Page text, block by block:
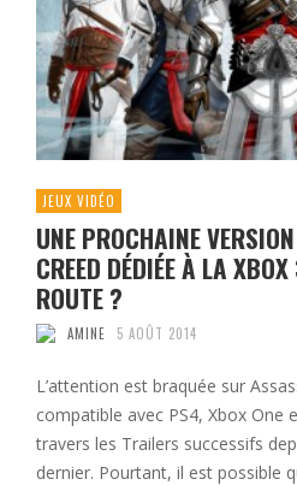
JEUX VIDÉO
UNE PROCHAINE
CREED DÉDIÉE À LA
ROUTE ?
AMINE 5 AOÛT 2014
L’attention est braquée sur
compatible avec PS4, Xbox One
travers les Trailers successifs
dernier. Pourtant, il est possible